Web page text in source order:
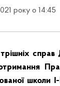
року о 14:45
школи І-